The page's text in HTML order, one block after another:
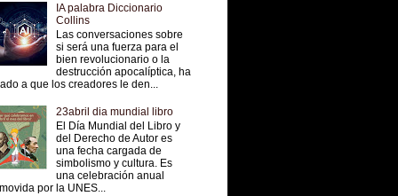
IA palabra Diccionario
Collins
Las conversaciones sobre
si será una fuerza para el
bien revolucionario o la
destrucción apocalíptica, ha
a que los creadores le den...
23abril dia mundial libro
El Día Mundial del Libro y
del Derecho de Autor es
una fecha cargada de
simbolismo y cultura. Es
una celebración anual
por la UNES...